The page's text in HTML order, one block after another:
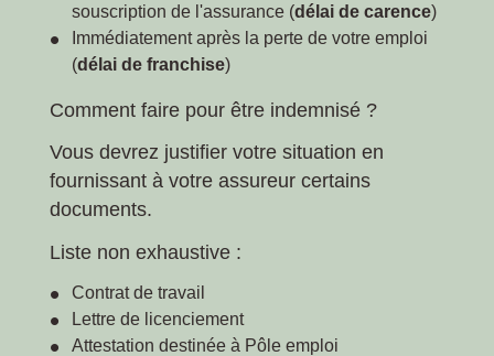
souscription de l'assurance (délai de carence)
Immédiatement après la perte de votre emploi
(délai de franchise)
Comment faire pour être indemnisé ?
Vous devrez justifier votre situation en
fournissant à votre assureur certains
documents.
Liste non exhaustive :
Contrat de travail
Lettre de licenciement
Attestation destinée à Pôle emploi